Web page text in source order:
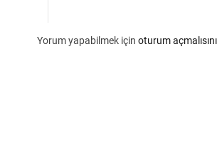
Yorum yapabilmek için oturum